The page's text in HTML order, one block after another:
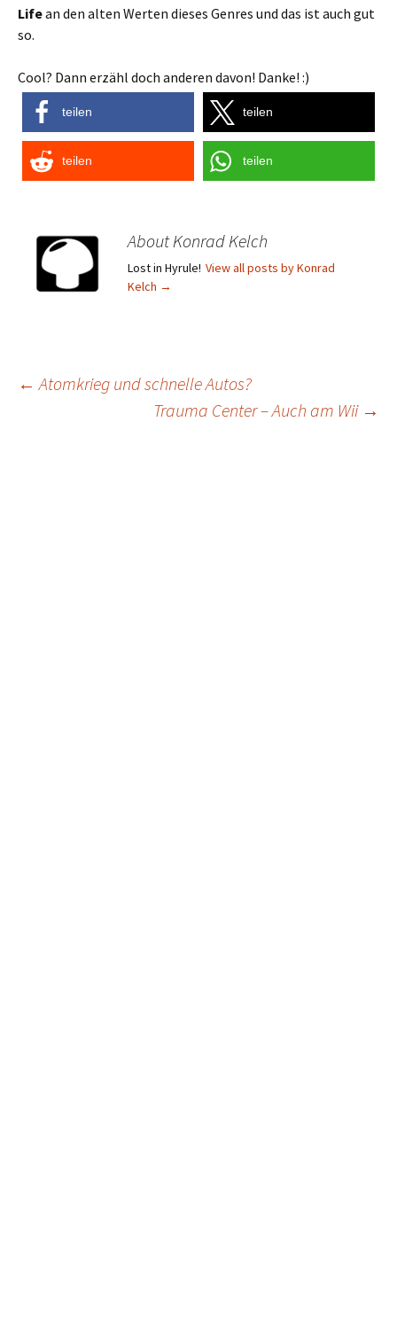
Lifean den alten Werten dieses Genres und das ist auch gut
so.
Cool? Dann erzähl doch anderen davon! Danke! :)
teilen teilen
teilen teilen
About Konrad Kelch
Lost in Hyrule! View all posts by Konrad
Kelch →
Post
← Atomkrieg und schnelle Autos?
Trauma Center – Auch am Wii →